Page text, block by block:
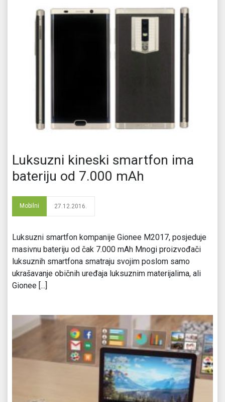
Luksuzni kineski smartfon ima
bateriju od 7.000 mAh
Mobilni 27.12.2016.
Luksuzni smartfon kompanije Gionee M2017, posjeduje
masivnu bateriju od čak 7.000 mAh Mnogi proizvođači
luksuznih smartfona smatraju svojim poslom samo
ukrašavanje običnih uređaja luksuznim materijalima, ali
Gionee [...]